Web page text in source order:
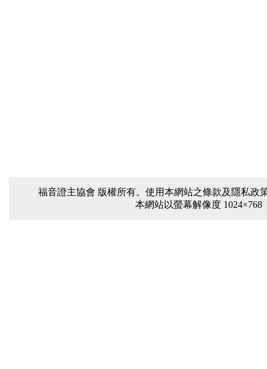
福音證主協會 版權所有。使用本網站之條款及隱私政
本網站以螢幕解像度 1024×768